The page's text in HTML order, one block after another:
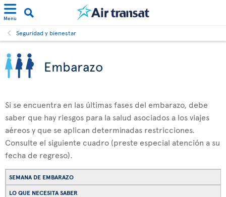
Menu
Seguridad y bienestar
Embarazo
Si se encuentra en las últimas fases del embarazo, debe
saber que hay riesgos para la salud asociados a los viajes
aéreos y que se aplican determinadas restricciones.
Consulte el siguiente cuadro (preste especial atención a su
fecha de regreso).
SEMANA DE EMBARAZO
LO QUE NECESITA SABER